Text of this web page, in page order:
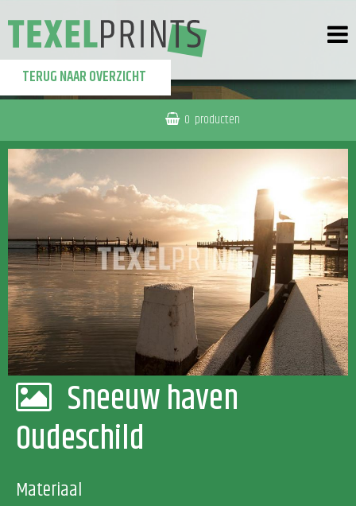
0 producten
TERUG NAAR OVERZICHT
Sneeuw haven
Oudeschild
Materiaal